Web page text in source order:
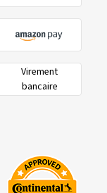
Virement
bancaire